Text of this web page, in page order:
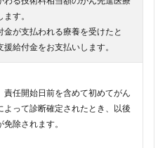
す。
金が支払われる療養を受けたと
援給付金をお支払いします。
責任開始日前を含めて初めてがん
よって診断確定されたとき、以後
除されます。